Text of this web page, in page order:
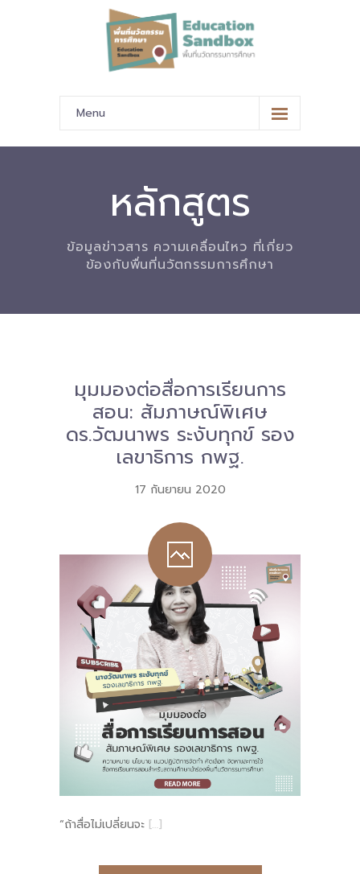
Menu
หน้าหลัก
-- มาตรฐานข้อมูลและมาตรฐานการแลกเปลี่ยนข้อมูล
-- สถานศึกษานำร่อง
-- วีดิทัศน์นำเสนอสถานศึกษานำร่อง
Download
-- หนังสือและเอกสาร
-- กฎหมาย
---- เจตนารมณ์ของ พ.ร.บ.
---- พ.ร.บ. และอนุบัญญัติ
---- พ.ร.ฎ. ขยายเวลาใช้บังคับ พ.ร.บ.พื้นที่นวัตกรรมการ
ศึกษา พ.ศ. 252 พ.ศ. 2569
---- รายงานการประเมินผลสัมฤทธิ์ พ.ร.บ.พื้นที่นวัตกรรม
การศึกษา พ.ศ. 2562
---- รับฟังความคิดเห็นร่าง พ.ร.ฎ. ฯ
---- รายงานการวิเคราะห์ผลกระทบที่อาจเกิดขึ้นจากกฎ
หมายฯ
-- รายงานคณะผู้ประเมินอิสระ
---- รอบประเมิน (พ.ศ. 2562-2564)
หลักสูตร
ข้อมูลข่าวสาร ความเคลื่อนไหว ที่เกี่ยว
ข้องกับพื่นที่นวัตกรรมการศึกษา
มุมมองต่อสื่อการเรียนการ
สอน: สัมภาษณ์พิเศษ
ดร.วัฒนาพร ระงับทุกข์ รอง
เลขาธิการ กพฐ.
17 กันยายน 2020
“ถ้าสื่อไม่เปลี่ยนจะ […]